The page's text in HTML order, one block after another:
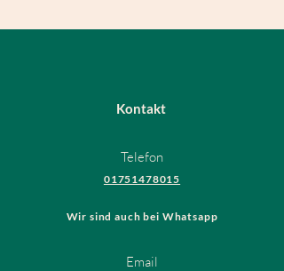
Kontakt
Telefon
01751478015
Wir sind auch bei Whatsapp
Email